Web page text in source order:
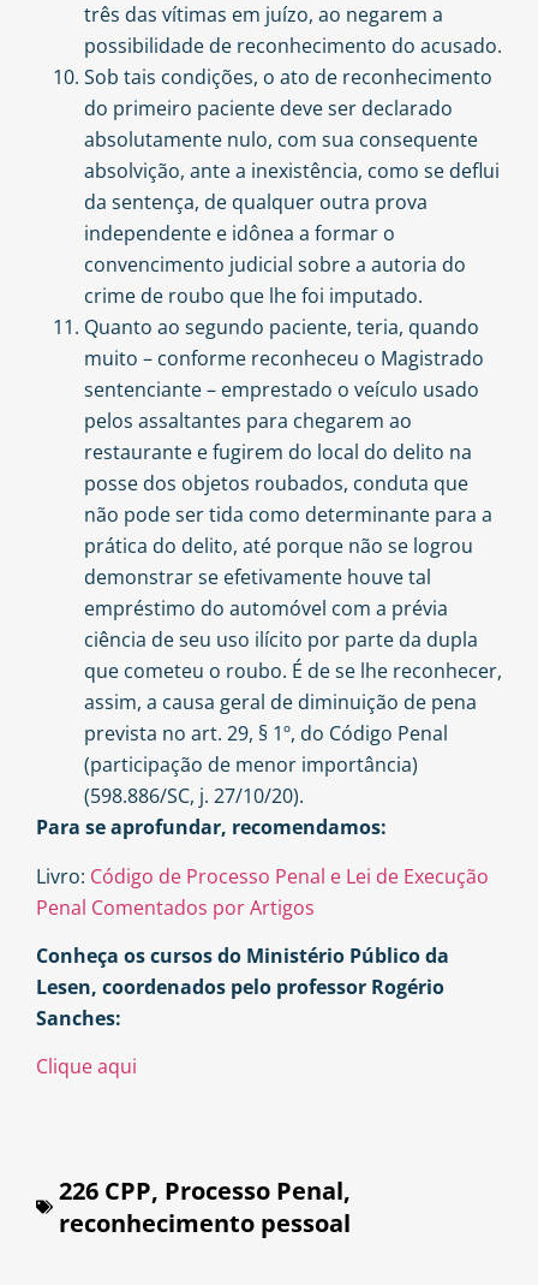
três das vítimas em juízo, ao negarem a
possibilidade de reconhecimento do acusado.
Sob tais condições, o ato de reconhecimento
do primeiro paciente deve ser declarado
absolutamente nulo, com sua consequente
absolvição, ante a inexistência, como se deflui
da sentença, de qualquer outra prova
independente e idônea a formar o
convencimento judicial sobre a autoria do
crime de roubo que lhe foi imputado.
Quanto ao segundo paciente, teria, quando
muito – conforme reconheceu o Magistrado
sentenciante – emprestado o veículo usado
pelos assaltantes para chegarem ao
restaurante e fugirem do local do delito na
posse dos objetos roubados, conduta que
não pode ser tida como determinante para a
prática do delito, até porque não se logrou
demonstrar se efetivamente houve tal
empréstimo do automóvel com a prévia
ciência de seu uso ilícito por parte da dupla
que cometeu o roubo. É de se lhe reconhecer,
assim, a causa geral de diminuição de pena
prevista no art. 29, § 1º, do Código Penal
(participação de menor importância)
(598.886/SC, j. 27/10/20).
Para se aprofundar, recomendamos:
Livro: Código de Processo Penal e Lei de Execução
Penal Comentados por Artigos
Conheça os cursos do Ministério Público da
Lesen, coordenados pelo professor Rogério
Sanches:
Clique aqui
226 CPP, Processo Penal,
reconhecimento pessoal